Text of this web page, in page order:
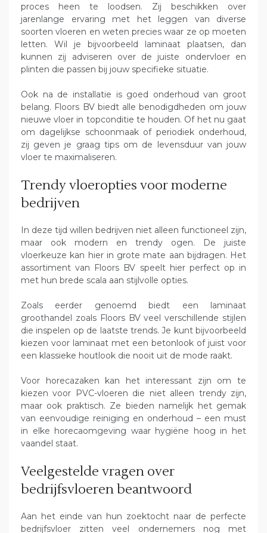
proces heen te loodsen. Zij beschikken over
jarenlange ervaring met het leggen van diverse
soorten vloeren en weten precies waar ze op moeten
letten. Wil je bijvoorbeeld laminaat plaatsen, dan
kunnen zij adviseren over de juiste ondervloer en
plinten die passen bij jouw specifieke situatie.
Ook na de installatie is goed onderhoud van groot
belang. Floors BV biedt alle benodigdheden om jouw
nieuwe vloer in topconditie te houden. Of het nu gaat
om dagelijkse schoonmaak of periodiek onderhoud,
zij geven je graag tips om de levensduur van jouw
vloer te maximaliseren.
Trendy vloeropties voor moderne
bedrijven
In deze tijd willen bedrijven niet alleen functioneel zijn,
maar ook modern en trendy ogen. De juiste
vloerkeuze kan hier in grote mate aan bijdragen. Het
assortiment van Floors BV speelt hier perfect op in
met hun brede scala aan stijlvolle opties.
Zoals eerder genoemd biedt een laminaat
groothandel zoals Floors BV veel verschillende stijlen
die inspelen op de laatste trends. Je kunt bijvoorbeeld
kiezen voor laminaat met een betonlook of juist voor
een klassieke houtlook die nooit uit de mode raakt.
Voor horecazaken kan het interessant zijn om te
kiezen voor PVC-vloeren die niet alleen trendy zijn,
maar ook praktisch. Ze bieden namelijk het gemak
van eenvoudige reiniging en onderhoud – een must
in elke horecaomgeving waar hygiëne hoog in het
vaandel staat.
Veelgestelde vragen over
bedrijfsvloeren beantwoord
Aan het einde van hun zoektocht naar de perfecte
bedrijfsvloer zitten veel ondernemers nog met